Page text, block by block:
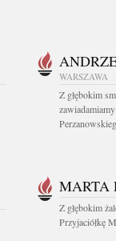
WARSZAWA
Z głębokim
MARTA
Z głębokim
Przyjaciółkę